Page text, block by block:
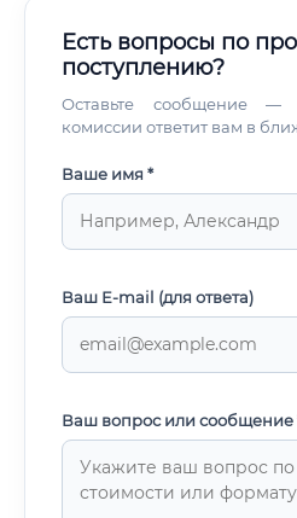
Есть вопросы по
поступлению?
Оставьте сообщение —
комиссии ответит вам в
Ваше имя *
Ваш E-mail (для ответа)
Ваш вопрос или сообщение